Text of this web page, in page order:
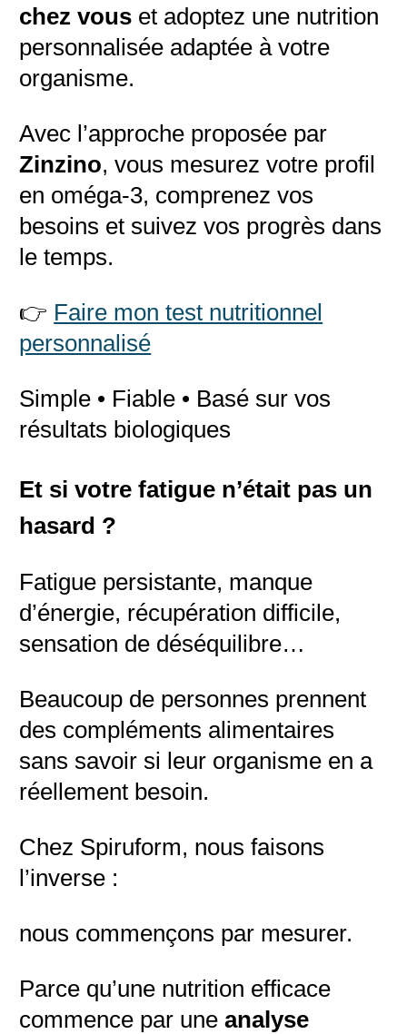
chez vous et adoptez une nutrition
personnalisée adaptée à votre
organisme.
Avec l’approche proposée par
Zinzino, vous mesurez votre profil
en oméga-3, comprenez vos
besoins et suivez vos progrès dans
le temps.
👉 Faire mon test nutritionnel
personnalisé
Simple • Fiable • Basé sur vos
résultats biologiques
Et si votre fatigue n’était pas un
hasard ?
Fatigue persistante, manque
d’énergie, récupération difficile,
sensation de déséquilibre…
Beaucoup de personnes prennent
des compléments alimentaires
sans savoir si leur organisme en a
réellement besoin.
Chez Spiruform, nous faisons
l’inverse :
nous commençons par mesurer.
Parce qu’une nutrition efficace
commence par uneanalyse